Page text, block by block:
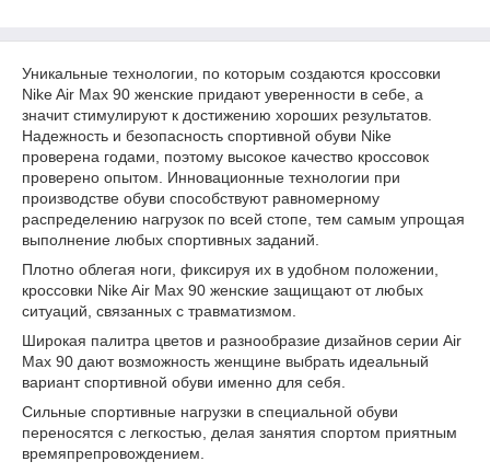
Уникальные технологии, по которым создаются кроссовки
Nike Air Max 90 женские придают уверенности в себе, а
значит стимулируют к достижению хороших результатов.
Надежность и безопасность спортивной обуви Nike
проверена годами, поэтому высокое качество кроссовок
проверено опытом. Инновационные технологии при
производстве обуви способствуют равномерному
распределению нагрузок по всей стопе, тем самым упрощая
выполнение любых спортивных заданий.
Плотно облегая ноги, фиксируя их в удобном положении,
кроссовки Nike Air Max 90 женские защищают от любых
ситуаций, связанных с травматизмом.
Широкая палитра цветов и разнообразие дизайнов серии Air
Max 90 дают возможность женщине выбрать идеальный
вариант спортивной обуви именно для себя.
Сильные спортивные нагрузки в специальной обуви
переносятся с легкостью, делая занятия спортом приятным
времяпрепровождением.